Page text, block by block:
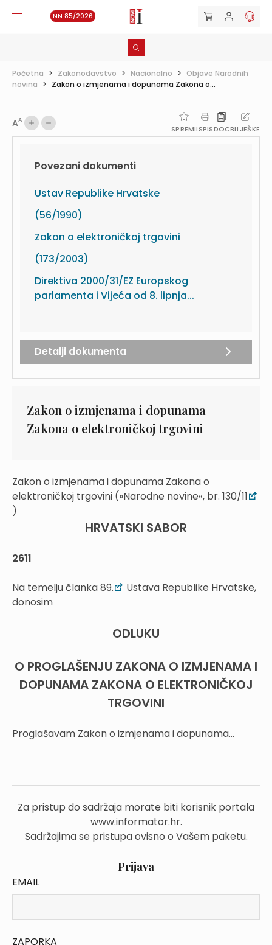
NN 85/2026
Početna > Zakonodavstvo > Nacionalno > Objave Narodnih
novina > Zakon o izmjenama i dopunama Zakona o...
AA
SPREMIISPISDOCBILJEŠKE
Povezani dokumenti
Ustav Republike Hrvatske
(56/1990)
Zakon o elektroničkoj trgovini
(173/2003)
Direktiva 2000/31/EZ Europskog
parlamenta i Vijeća od 8. lipnja...
Detalji dokumenta
Zakon o izmjenama i dopunama
Zakona o elektroničkoj trgovini
Zakon o izmjenama i dopunama Zakona o
elektroničkoj trgovini (»Narodne novine«, br. 130/11
)
HRVATSKI SABOR
2611
Na temelju članka 89.
Ustava Republike Hrvatske,
donosim
ODLUKU
O PROGLAŠENJU ZAKONA O IZMJENAMA I
DOPUNAMA ZAKONA O ELEKTRONIČKOJ
TRGOVINI
Proglašavam Zakon o izmjenama i dopunama...
Za pristup do sadržaja morate biti korisnik portala
www.informator.hr.
Sadržajima se pristupa ovisno o Vašem paketu.
Prijava
EMAIL
ZAPORKA